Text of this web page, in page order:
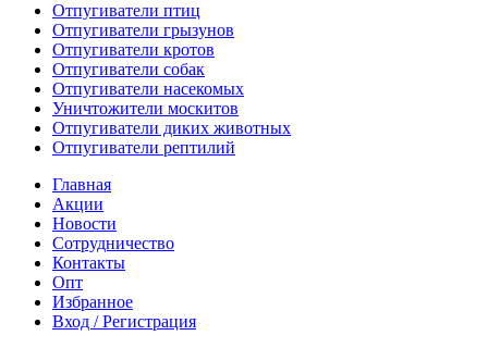
Отпугиватели птиц
Отпугиватели грызунов
Отпугиватели кротов
Отпугиватели собак
Отпугиватели насекомых
Уничтожители москитов
Отпугиватели диких животных
Отпугиватели рептилий
Главная
Акции
Новости
Сотрудничество
Контакты
Опт
Избранное
Вход / Регистрация